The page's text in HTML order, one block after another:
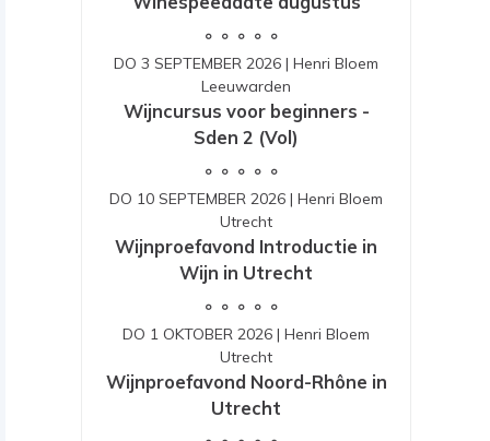
DO 3 SEPTEMBER 2026 | Henri Bloem
Leeuwarden
Wijncursus voor beginners -
Sden 2 (Vol)
DO 10 SEPTEMBER 2026 | Henri Bloem
Utrecht
Wijnproefavond Introductie in
Wijn in Utrecht
DO 1 OKTOBER 2026 | Henri Bloem
Utrecht
Wijnproefavond Noord-Rhône in
Utrecht